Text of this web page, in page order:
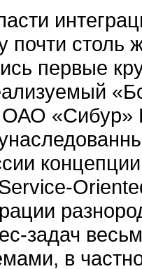
почти столь
первые
ОАО «Сибур»
задач
в